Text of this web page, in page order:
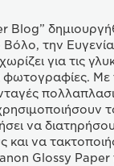
Blog”
την
για τις
φωτογραφίες.
να
και να
Glossy